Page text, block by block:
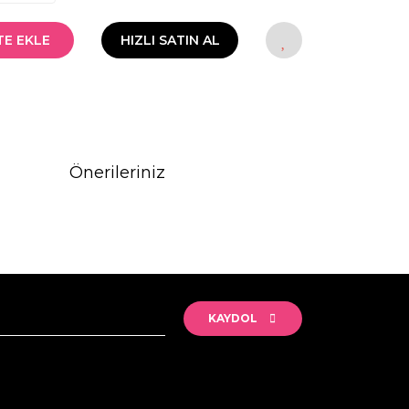
EKLE HIZLI SATIN AL
Önerileriniz
KAYDOL